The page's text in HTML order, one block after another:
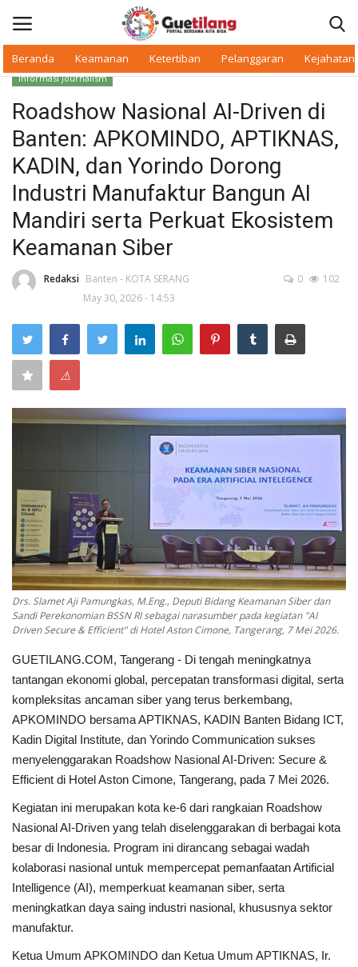
Beranda Keamanan Ketertiban Pelanggaran Kejahatan
Beranda
Daerah
Makan Bergizi
Pelanggaran
Ketertiban
Keamanan
Kejahatan
UMKM & Ekonomi Kreatif
Pekerja Migran Indonesia
Ekonomi
Pendidikan
Informasi Journalism
Olahraga
Kesehatan
Perempuan/Anak
Informasi Journalism
Roadshow Nasional AI-Driven di
Banten: APKOMINDO, APTIKNAS,
KADIN, dan Yorindo Dorong
Industri Manufaktur Bangun AI
Mandiri serta Perkuat Ekosistem
Keamanan Siber
Redaksi Banten - KOTA SERANG
May 30, 2026 - 14:53
0 102
⚠
Drs. Slamet Aji Pamungkas, M.Eng., Deputi Bidang Keamanan Siber dan
Sandi Perekonomian BSSN RI sebagai narasumber pada kegiatan "AI
Driven Secure & Efficient" di Hotel Aston Cimone, Tangerang, 7 Mei 2026.
GUETILANG.COM, Tangerang - Di tengah meningkatnya
tantangan ekonomi global, percepatan transformasi digital, serta
kompleksitas ancaman siber yang terus berkembang,
APKOMINDO bersama APTIKNAS, KADIN Banten Bidang ICT,
Kadin Digital Institute, dan Yorindo Communication sukses
menyelenggarakan Roadshow Nasional AI-Driven: Secure &
Efficient di Hotel Aston Cimone, Tangerang, pada 7 Mei 2026.
Kegiatan ini merupakan kota ke-6 dari rangkaian Roadshow
Nasional AI-Driven yang telah diselenggarakan di berbagai kota
besar di Indonesia. Program ini dirancang sebagai wadah
kolaborasi nasional untuk mempercepat pemanfaatan Artificial
Intelligence (AI), memperkuat keamanan siber, serta
meningkatkan daya saing industri nasional, khususnya sektor
manufaktur.
Ketua Umum APKOMINDO dan Ketua Umum APTIKNAS, Ir.